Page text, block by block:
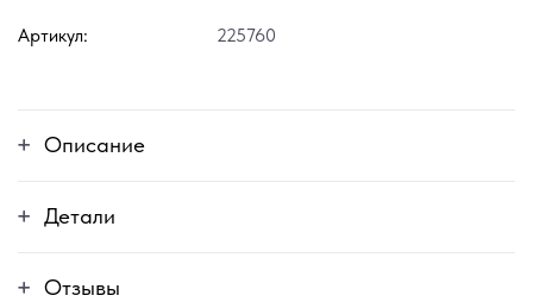
Артикул: 225760
Описание
Детали
Отзывы